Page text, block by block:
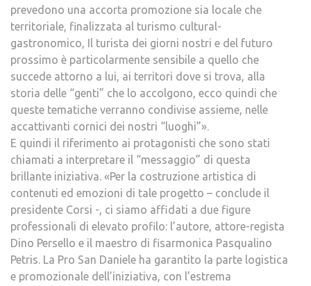
prevedono una accorta promozione sia locale che
territoriale, finalizzata al turismo cultural-
gastronomico, Il turista dei giorni nostri e del futuro
prossimo è particolarmente sensibile a quello che
succede attorno a lui, ai territori dove si trova, alla
storia delle “genti” che lo accolgono, ecco quindi che
queste tematiche verranno condivise assieme, nelle
accattivanti cornici dei nostri “luoghi”».
E quindi il riferimento ai protagonisti che sono stati
chiamati a interpretare il “messaggio” di questa
brillante iniziativa. «Per la costruzione artistica di
contenuti ed emozioni di tale progetto – conclude il
presidente Corsi -, ci siamo affidati a due figure
professionali di elevato profilo: l’autore, attore-regista
Dino Persello e il maestro di fisarmonica Pasqualino
Petris. La Pro San Daniele ha garantito la parte logistica
e promozionale dell’iniziativa, con l’estrema